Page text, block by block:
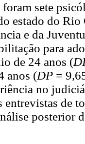
sete
estado do
e da
para
de 24 anos (
anos (DP =
no
entrevistas de
posterior